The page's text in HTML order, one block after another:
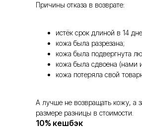
Причины отказа в возврате:
истёк срок длиной в 14
кожа была разрезана;
кожа была подвергнута
кожа была сдвоена (нами
кожа потеряла свой
А лучше не возвращать кожу, а
размере разницы в стоимости.
10% кешбэк